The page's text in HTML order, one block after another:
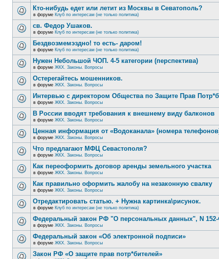
Кто-нибудь едет или летит из Москвы в Севатополь?
в форуме Клуб по интересам (не только политика)
св. Федор Ушаков.
в форуме Клуб по интересам (не только политика)
Бездвозмемэздно! то есть- даром!
в форуме Клуб по интересам (не только политика)
Нужен Небольшой ЧОП. 4-5 категории (перспектива)
в форуме ЖКХ. Законы. Вопросы
Остерегайтесь мошенников.
в форуме ЖКХ. Законы. Вопросы
Интервью с директором Общества по Защите Прав
в форуме ЖКХ. Законы. Вопросы
В России вводят требования к внешнему виду балконов
в форуме ЖКХ. Законы. Вопросы
Ценная информация от «Водоканала» (номера
в форуме ЖКХ. Законы. Вопросы
Что предлагают МФЦ Севастополя?
в форуме ЖКХ. Законы. Вопросы
Как переоформить договор аренды земельного участка
в форуме ЖКХ. Законы. Вопросы
Как правильно оформить жалобу на незаконную свалку
в форуме ЖКХ. Законы. Вопросы
Отредактировать статью. + Нужна картинка\рисунок.
в форуме Клуб по интересам (не только политика)
Федеральный закон РФ "О персональных данных", N
в форуме ЖКХ. Законы. Вопросы
Федеральный закон «Об электронной подписи»
в форуме ЖКХ. Законы. Вопросы
Закон РФ «О защите прав потр*бителей»